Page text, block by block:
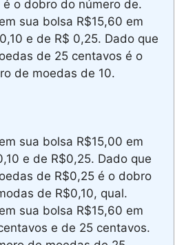
o dobro do número de.
sua bolsa R$15,60 em
e de R$ 0,25. Dado que
de 25 centavos é o
de moedas de 10.
sua bolsa R$15,00 em
e de R$0,25. Dado que
de R$0,25 é o dobro
de R$0,10, qual.
sua bolsa R$15,60 em
e de 25 centavos.